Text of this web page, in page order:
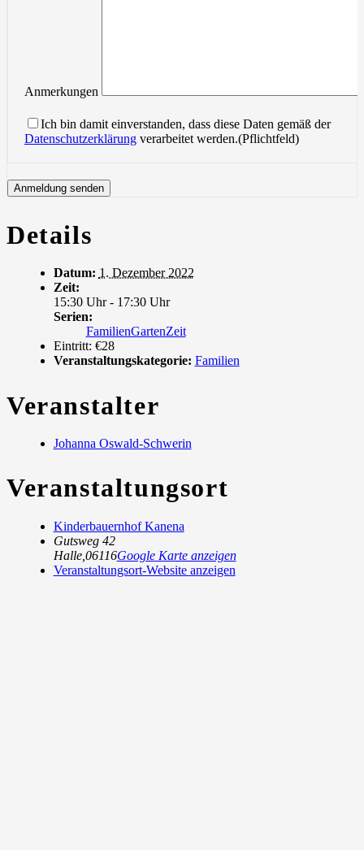
Anmerkungen
Ich bin damit einverstanden, dass diese Daten gemäß der
Datenschutzerklärung verarbeitet werden.(Pflichtfeld)
Details
Datum: 1. Dezember 2022
Zeit:
15:30 Uhr - 17:30 Uhr
Serien:
FamilienGartenZeit
Eintritt: €28
Veranstaltungskategorie: Familien
Veranstalter
Johanna Oswald-Schwerin
Veranstaltungsort
Kinderbauernhof Kanena
Gutsweg 42
Halle, 06116Google Karte anzeigen
Veranstaltungsort-Website anzeigen